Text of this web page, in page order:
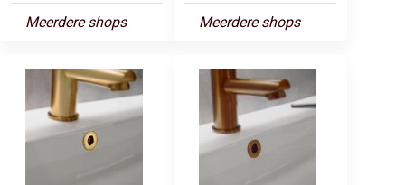
Meerdere shops Meerdere shops